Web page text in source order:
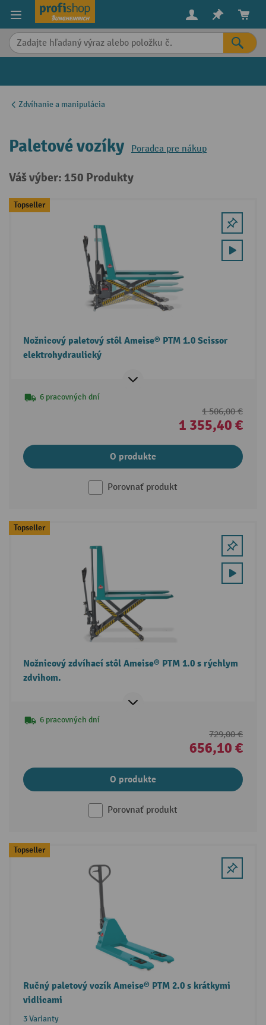
content
Zdvíhanie a manipulácia
Paletové vozíky Poradca pre nákup
Váš výber: 150 Produkty
Topseller
Nožnicový paletový stôl Ameise® PTM 1.0 Scissor
elektrohydraulický
6 pracovných dní
1 506,00 €
1 355,40 €
O produkte
Porovnať produkt
Topseller
Nožnicový zdvíhací stôl Ameise® PTM 1.0 s rýchlym
zdvihom.
6 pracovných dní
729,00 €
656,10 €
O produkte
Porovnať produkt
Topseller
Ručný paletový vozík Ameise® PTM 2.0 s krátkymi
vidlicami
3 Varianty